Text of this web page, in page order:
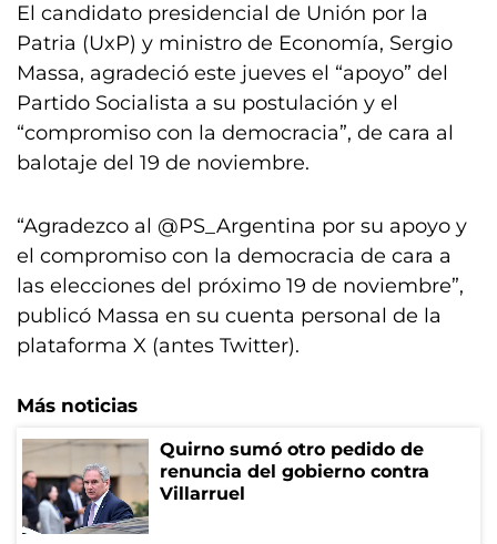
El candidato presidencial de Unión por la
Patria (UxP) y ministro de Economía, Sergio
Massa, agradeció este jueves el “apoyo” del
Partido Socialista a su postulación y el
“compromiso con la democracia”, de cara al
balotaje del 19 de noviembre.
“Agradezco al @PS_Argentina por su apoyo y
el compromiso con la democracia de cara a
las elecciones del próximo 19 de noviembre”,
publicó Massa en su cuenta personal de la
plataforma X (antes Twitter).
Más noticias
Quirno sumó otro pedido de
renuncia del gobierno contra
Villarruel